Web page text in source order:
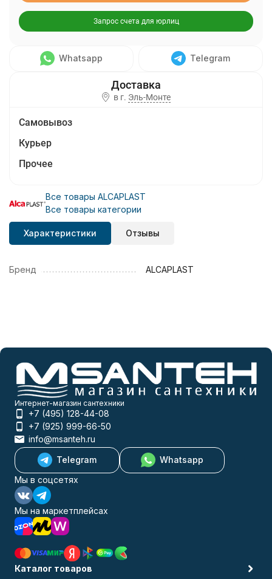
Запрос счета для юрлиц
Whatsapp Telegram
в г. Эль-Монте
Самовывоз
Курьер
Прочее
Все товары ALCAPLAST
Все товары категории
Характеристики Отзывы
Бренд ALCAPLAST
Интернет-магазин сантехники
+7 (495) 128-44-08
+7 (925) 999-66-50
info@msanteh.ru
Telegram
Whatsapp
Мы в соцсетях
Мы на маркетплейсах
Каталог товаров